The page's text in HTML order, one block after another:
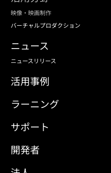
映像・映画制作
バーチャルプロダクション
ニュース
ニュースリリース
活用事例
ラーニング
サポート
開発者